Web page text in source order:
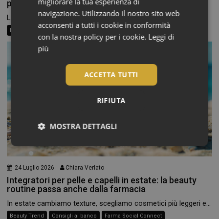
parte dal basso
La routine di bellezza non finisce alle caviglie, eppure...
Beauty News
24 Luglio 2026 Chiara Verlato
Integratori per pelle e capelli in estate: la beauty
routine passa anche dalla farmacia
In estate cambiamo texture, scegliamo cosmetici più leggeri e...
Beauty Trend Consigli al banco Farma Social Connect
navigazione. Utilizzando il nostro sito web
acconsenti a tutti i cookie in conformità
con la nostra policy per i cookie. Leggi di
più
ACCETTA TUTTI
RIFIUTA
MOSTRA DETTAGLI
Necessari
Necessari